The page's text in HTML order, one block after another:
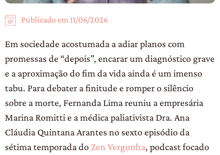
Publicado em 11/06/2026
Em sociedade acostumada a adiar planos com
promessas de “depois”, encarar um diagnóstico grave
e a aproximação do fim da vida ainda é um imenso
tabu. Para debater a finitude e romper o silêncio
sobre a morte, Fernanda Lima reuniu a empresária
Marina Romitti e a médica paliativista Dra. Ana
Cláudia Quintana Arantes no sexto episódio da
sétima temporada do Zen Vergonha, podcast focado